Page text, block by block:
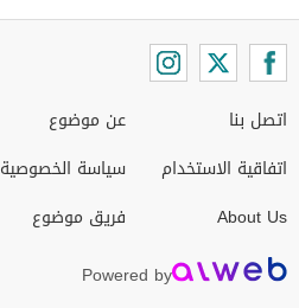
اتصل بنا
اتفاقية الاستخدام
About Us
عن موضوع
سياسة الخصوصية
فريق موضوع
Powered by